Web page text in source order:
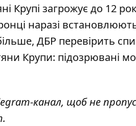
Крупі загрожує до 12
наразі
ДБР перевірить
Крупи: підозрювані
канал, щоб не
.